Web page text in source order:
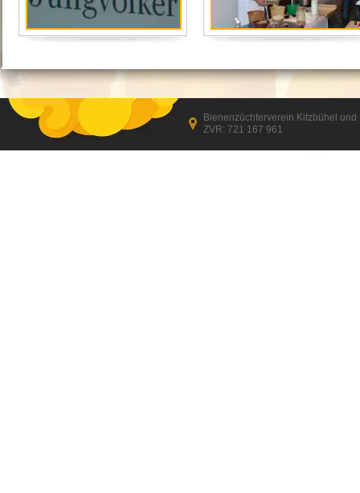
Bienenzüchterverein Kitzbühel und
ZVR: 721 167 961